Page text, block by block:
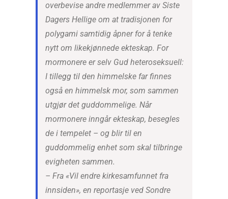
overbevise andre medlemmer av Siste
Dagers Hellige om at tradisjonen for
polygami samtidig åpner for å tenke
nytt om likekjønnede ekteskap. For
mormonere er selv Gud heteroseksuell:
I tillegg til den himmelske far finnes
også en himmelsk mor, som sammen
utgjør det guddommelige. Når
mormonere inngår ekteskap, besegles
de i tempelet – og blir til en
guddommelig enhet som skal tilbringe
evigheten sammen.
– Fra «Vil endre kirkesamfunnet fra
innsiden», en reportasje ved Sondre